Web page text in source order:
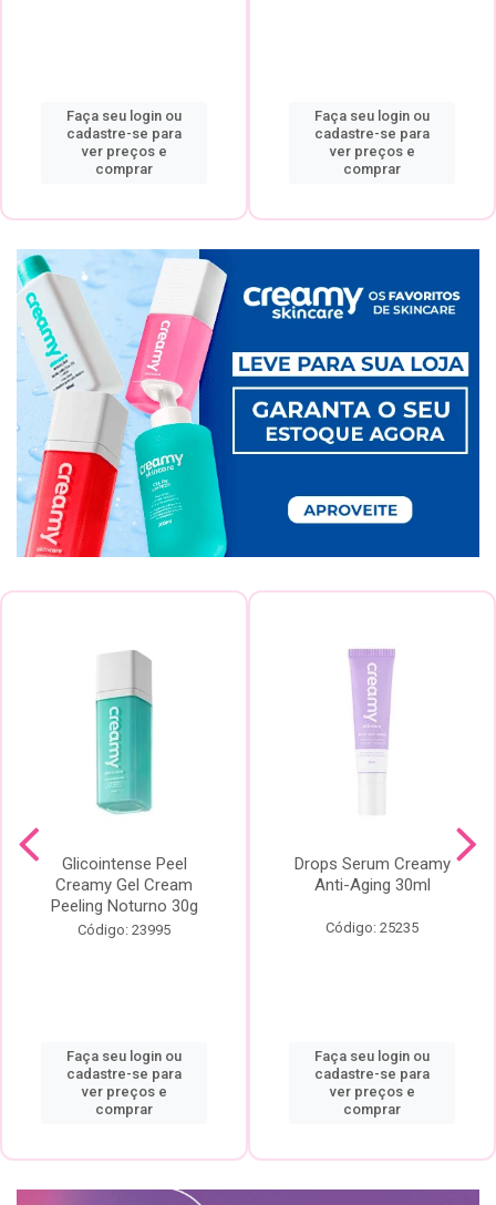
Faça seu login ou
cadastre-se para
ver preços e
comprar
Faça seu login ou
cadastre-se para
ver preços e
comprar
Glicointense Peel
Creamy Gel Cream
Peeling Noturno 30g
Código: 23995
Faça seu login ou
cadastre-se para
ver preços e
comprar
Drops Serum Creamy
Anti-Aging 30ml
Código: 25235
Faça seu login ou
cadastre-se para
ver preços e
comprar